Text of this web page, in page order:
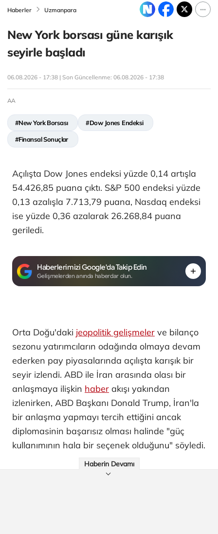
Haberler Uzmanpara
New York borsası güne karışık
seyirle başladı
06.08.2026 - 17:38 | Son Güncellenme: 06.08.2026 - 17:38
AA
#New York Borsası #Dow Jones Endeksi
#Finansal Sonuçlar
Açılışta Dow Jones endeksi yüzde 0,14 artışla
54.426,85 puana çıktı. S&P 500 endeksi yüzde
0,13 azalışla 7.713,79 puana, Nasdaq endeksi
ise yüzde 0,36 azalarak 26.268,84 puana
geriledi.
Haberlerimizi Google'da Takip Edin
Gelişmelerden anında haberdar olun.
Orta Doğu'daki jeopolitik gelişmeler ve bilanço
sezonu yatırımcıların odağında olmaya devam
ederken pay piyasalarında açılışta karışık bir
seyir izlendi. ABD ile İran arasında olası bir
anlaşmaya ilişkin haber akışı yakından
izlenirken, ABD Başkanı Donald Trump, İran'la
bir anlaşma yapmayı tercih ettiğini ancak
diplomasinin başarısız olması halinde "güç
kullanımının hala bir seçenek olduğunu" söyledi.
Haberin Devamı